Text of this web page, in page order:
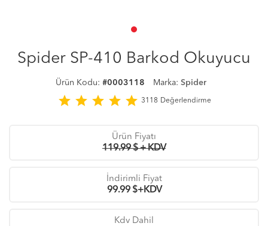
Spider SP-410 Barkod Okuyucu
Ürün Kodu: #0003118 Marka: Spider
star star star star star 3118 Değerlendirme
Ürün Fiyatı
119.99 $ + KDV
İndirimli Fiyat
99.99$+KDV
Kdv Dahil